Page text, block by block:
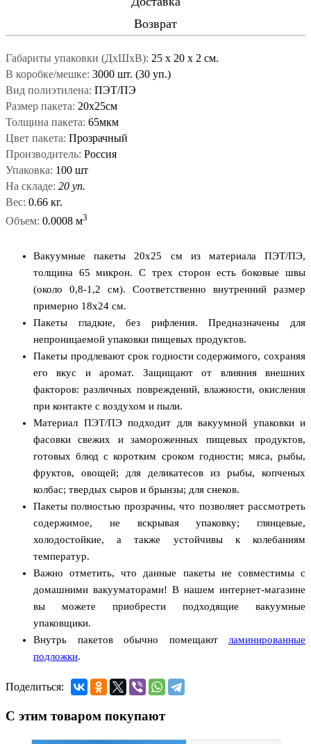
Возврат
Габариты упаковки (ДxШxВ): 25 x 20 x 2 см.
В коробке/мешке: 3000 шт. (30 уп.)
Вид полиэтилена: ПЭТ/ПЭ
Размер пакета: 20x25см
Толщина пакета: 65мкм
Цвет пакета: Прозрачный
Производитель: Россия
Упаковка: 100 шт
На складе: 20 уп.
Вес: 0.66 кг.
Объем: 0.0008 м3
Вакуумные пакеты 20х25 см из материала ПЭТ/ПЭ,
толщина 65 микрон. С трех сторон есть боковые швы
(около 0,8-1,2 см). Соответственно внутренний размер
примерно 18x24 см.
Пакеты гладкие, без рифления. Предназначены для
непроницаемой упаковки пищевых продуктов.
Пакеты продлевают срок годности содержимого, сохраняя
его вкус и аромат. Защищают от влияния внешних
факторов: различных повреждений, влажности, окисления
при контакте с воздухом и пыли.
Материал ПЭТ/ПЭ подходит для вакуумной упаковки и
фасовки свежих и замороженных пищевых продуктов,
готовых блюд с коротким сроком годности; мяса, рыбы,
фруктов, овощей; для деликатесов из рыбы, копченых
колбас; твердых сыров и брынзы; для снеков.
Пакеты полностью прозрачны, что позволяет рассмотреть
содержимое, не вскрывая упаковку; глянцевые,
холодостойкие, а также устойчивы к колебаниям
температур.
Важно отметить, что данные пакеты не совместимы с
домашними вакууматорами! В нашем интернет-магазине
вы можете приобрести подходящие вакуумные
упаковщики.
Внутрь пакетов обычно помещают ламинированные
подложки.
Поделиться:
С этим товаром покупают